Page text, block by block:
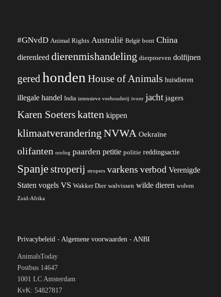
#GNvdD Animal Rights Australië België bont China
dierenleed dierenmishandeling dierproeven dolfijnen
geredhonden House of Animals huisdieren
illegale handel India intensieve veehouderij ivoor jacht jagers
Karen Soeterskatten kippen
klimaatverandering NVWA Oekraïne
olifanten oorlog paarden petitie politie reddingsactie
Spanjestroperij stropers varkens verbod Verenigde
Staten vogels VS Wakker Dier walvissen wilde dieren wolven
Zuid-Afrika
Privacybeleid - Algemene voorwaarden - ANBI
AnimalsToday
Postbus 14647
1001 LC Amsterdam
KvK: 54827817